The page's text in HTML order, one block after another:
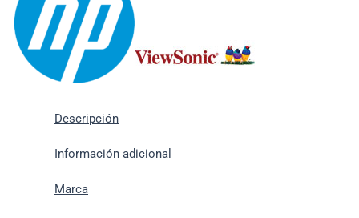
Descripción
Información adicional
Marca